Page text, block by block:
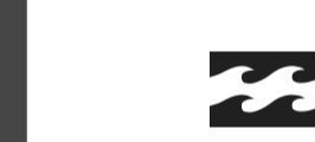
Hauteur des verres :40,5 mm
Monture en bio-acétate faite à la